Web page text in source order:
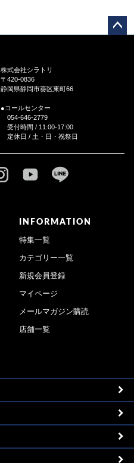
株式会社シラトリ
〒420-0836
静岡県静岡市葵区東町66
●コールセンター
054-646-2779
受付時間 / 11:00-17:00
定休日 / 土・日・祝祭日
INFORMATION
特集一覧
カテゴリー一覧
新規会員登録
マイページ
メールマガジン購読
店舗一覧